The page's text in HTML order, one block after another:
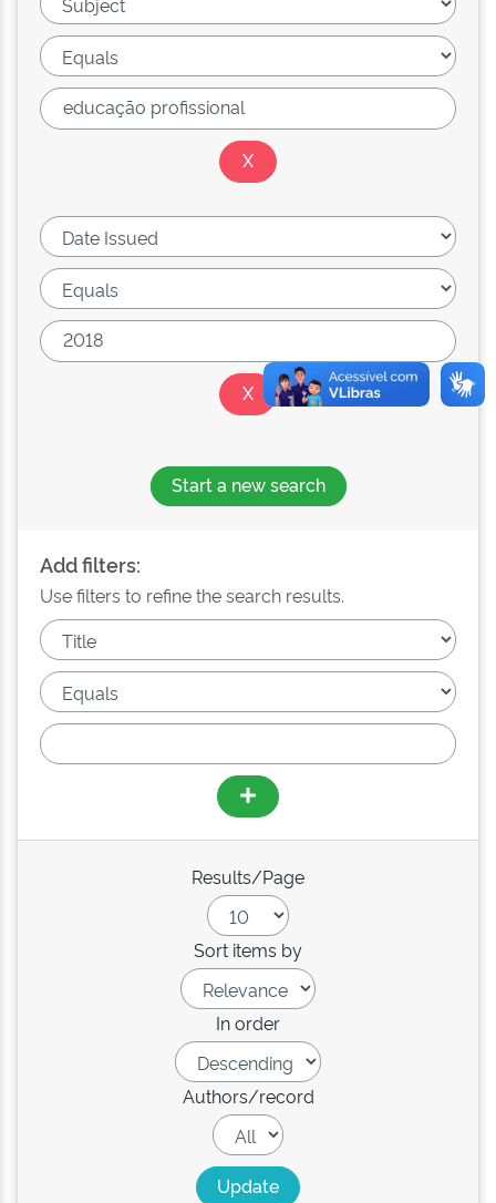
Start a new search
Add filters:
Use filters to refine the search results.
Results/Page
Sort items by
In order
Authors/record